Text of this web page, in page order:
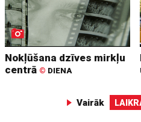
Nokļūšana dzīves mirkļu
centrā © DIENA
Vairāk